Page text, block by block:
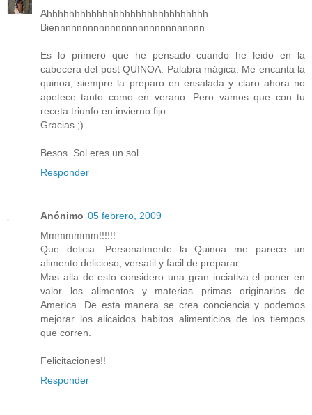
Ahhhhhhhhhhhhhhhhhhhhhhhhhhhhh
Biennnnnnnnnnnnnnnnnnnnnnnnnnn
Es lo primero que he pensado cuando he leido en la
cabecera del post QUINOA. Palabra mágica. Me encanta la
quinoa, siempre la preparo en ensalada y claro ahora no
apetece tanto como en verano. Pero vamos que con tu
receta triunfo en invierno fijo.
Gracias ;)
Besos. Sol eres un sol.
Responder
Anónimo 05 febrero, 2009
Mmmmmmm!!!!!!
Que delicia. Personalmente la Quinoa me parece un
alimento delicioso, versatil y facil de preparar.
Mas alla de esto considero una gran inciativa el poner en
valor los alimentos y materias primas originarias de
America. De esta manera se crea conciencia y podemos
mejorar los alicaidos habitos alimenticios de los tiempos
que corren.
Felicitaciones!!
Responder